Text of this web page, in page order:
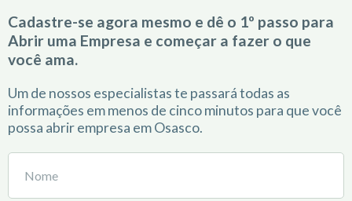
Cadastre-se agora mesmo e dê o 1º passo para
Abrir uma Empresa e começar a fazer o que
você ama.
Um de nossos especialistas te passará todas as
informações em menos de cinco minutos para que você
possa abrir empresa em Osasco.